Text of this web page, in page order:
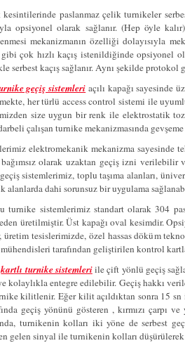
paslanmaz çelik turnikeler
opsiyonel olarak sağlanır. (Hep öyle
mekanizmanın özelliği dolayısıyla
çok hızlı kaçış istenildiğinde opsiyonel
serbest kaçış sağlanır. Aynı şekilde
geçiş sistemleri açılı kapağı sayesinde
her türlü access control sistemi ile
size uygun bir renk ile elektrostatik
çalışan turnike mekanizmasında
elektromekanik mekanizma sayesinde
olarak uzaktan geçiş izni
sistemlerimiz, toplu taşıma alanları,
alanlarda dahi sorunsuz bir uygulama
turnike sistemlerimiz standart olarak 304
üretilmiştir. Üst kapağı oval kesimdir.
üretim tesislerimizde, özel hassas döküm
tarafından geliştirilen kontrol
kartlı turnike sistemleriile çift yönlü geçiş
kolaylıkla entegre edilebilir. Geçiş hakkı
kilitlenir. Eğer kilit açıldıktan sonra 15
geçiş yönünü gösteren , kırmızı çarpı
turnikenin kolları iki yöne de serbest
gelen sinyal ile turnikenin kolları